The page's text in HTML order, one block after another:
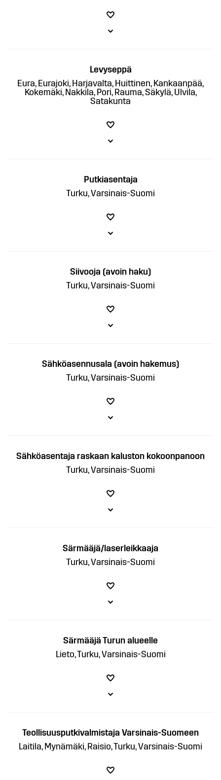
Levyseppä
Eura, Eurajoki, Harjavalta, Huittinen, Kankaanpää,
Kokemäki, Nakkila, Pori, Rauma, Säkylä, Ulvila,
Satakunta
Putkiasentaja
Turku, Varsinais-Suomi
Siivooja (avoin haku)
Turku, Varsinais-Suomi
Sähköasennusala (avoin hakemus)
Turku, Varsinais-Suomi
Sähköasentaja raskaan kaluston kokoonpanoon
Turku, Varsinais-Suomi
Särmääjä/laserleikkaaja
Turku, Varsinais-Suomi
Särmääjä Turun alueelle
Lieto, Turku, Varsinais-Suomi
Teollisuusputkivalmistaja Varsinais-Suomeen
Laitila, Mynämäki, Raisio, Turku, Varsinais-Suomi